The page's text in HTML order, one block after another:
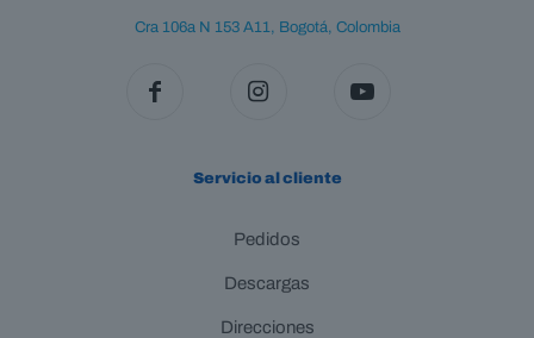
Cra 106a N 153 A11, Bogotá, Colombia
Servicio al cliente
Pedidos
Descargas
Direcciones